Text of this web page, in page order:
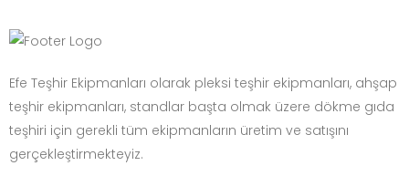
Efe Teşhir Ekipmanları olarak pleksi teşhir ekipmanları, ahşap
teşhir ekipmanları, standlar başta olmak üzere dökme gıda
teşhiri için gerekli tüm ekipmanların üretim ve satışını
gerçekleştirmekteyiz.